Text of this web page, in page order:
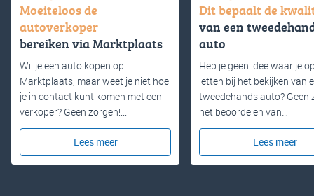
Moeiteloos de
autoverkoper
bereiken via Marktplaats
Wil je een auto kopen op
Marktplaats, maar weet je niet hoe
je in contact kunt komen met een
verkoper? Geen zorgen!...
Lees meer
Dit bepaalt de
van een
auto
Heb je geen idee waar je
letten bij het bekijken van
tweedehands auto? Geen
het beoordelen van…
Lees meer